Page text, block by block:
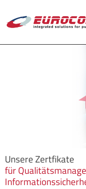
Unsere Zertfikate
für